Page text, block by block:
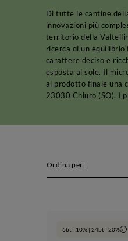
Di tutte le cantine
innovazioni più
territorio della
ricerca di un equilibrio
carattere deciso e
esposta al sole. Il
al prodotto finale una
23030 Chiuro (SO). I
Ordina per:
6bt - 10% | 24bt - 20% i